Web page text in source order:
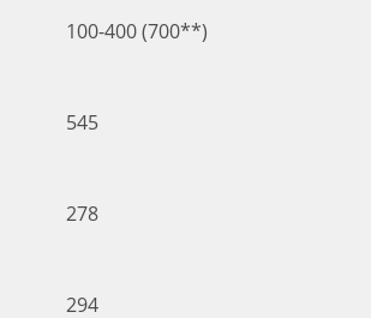
100-400 (700**)
545
278
294